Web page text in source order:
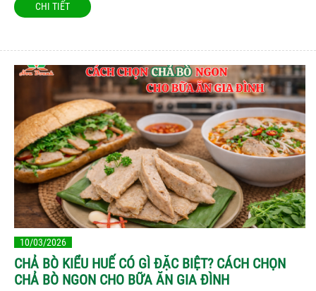
CHI TIẾT
10/03/2026
CHẢ BÒ KIỂU HUẾ CÓ GÌ ĐẶC BIỆT? CÁCH CHỌN
CHẢ BÒ NGON CHO BỮA ĂN GIA ĐÌNH